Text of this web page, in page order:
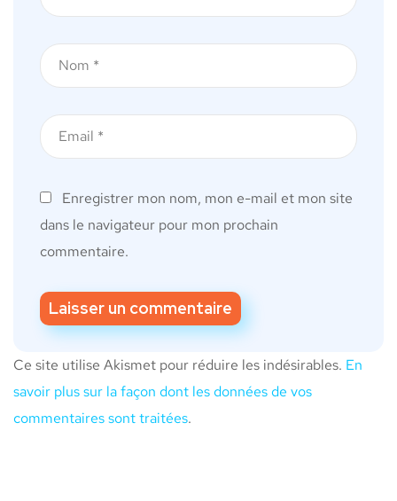
Enregistrer mon nom, mon e-mail et mon site
dans le navigateur pour mon prochain
commentaire.
Ce site utilise Akismet pour réduire les indésirables. En
savoir plus sur la façon dont les données de vos
commentaires sont traitées.